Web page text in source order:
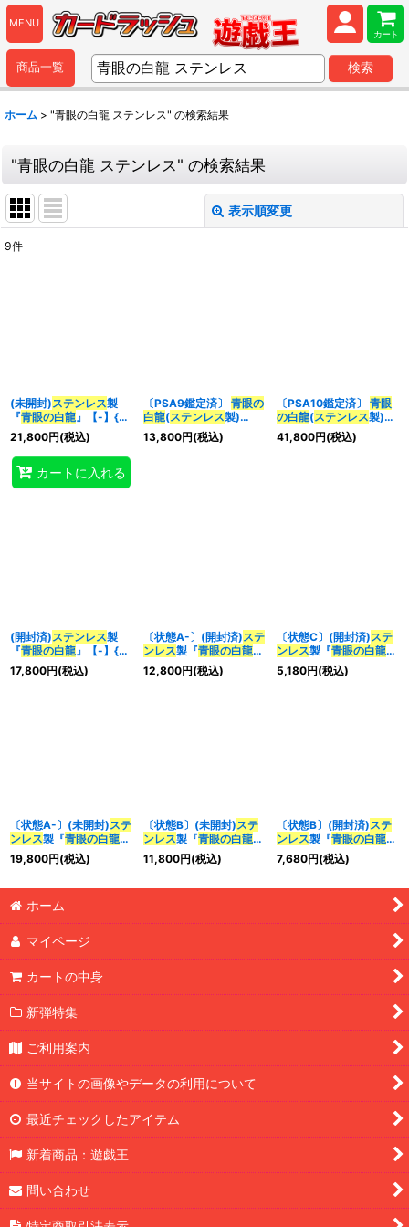
MENU
カート
商品一覧 検索
ホーム > "青眼の白龍 ステンレス" の検索結果
"青眼の白龍 ステンレス" の検索結果
表示順変更
カテゴリ:
特集:
9件
(未開封)ステンレス製
『青眼の白龍』【-】{-}
《モンスター》
21,800円(税込)
カートに入れる
〔PSA9鑑定済〕 青眼の
白龍(ステンレス製)
【-】{-}《モンスター》
13,800円(税込)
〔PSA10鑑定済〕 青眼
の白龍(ステンレス製)
【-】{-}《モンスター》
41,800円(税込)
(開封済)ステンレス製
『青眼の白龍』【-】{-}
《モンスター》
17,800円(税込)
〔状態A-〕(開封済)ステ
ンレス製『青眼の白龍』
【-】{-}《モンスター》
12,800円(税込)
〔状態C〕(開封済)ステ
ンレス製『青眼の白龍』
【-】{-}《モンスター》
5,180円(税込)
〔状態A-〕(未開封)ステ
ンレス製『青眼の白龍』
【-】{-}《モンスター》
19,800円(税込)
〔状態B〕(未開封)ステ
ンレス製『青眼の白龍』
【-】{-}《モンスター》
11,800円(税込)
〔状態B〕(開封済)ステ
ンレス製『青眼の白龍』
【-】{-}《モンスター》
7,680円(税込)
ホーム
マイページ
カートの中身
新弾特集
ご利用案内
当サイトの画像やデータの利用について
最近チェックしたアイテム
新着商品：遊戯王
問い合わせ